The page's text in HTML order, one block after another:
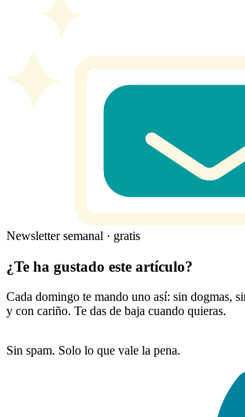
Newsletter semanal · gratis
¿Te ha gustado este artículo?
Cada domingo te mando uno así: sin dogmas,
y con cariño. Te das de baja cuando quieras.
Sin spam. Solo lo que vale la pena.